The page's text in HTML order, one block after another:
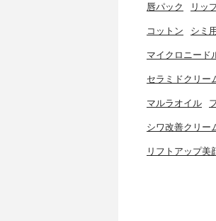
唇パック リッ
コットン シミ
マイクロニード
セラミドクリー
マルラオイル
シワ改善クリー
リフトアップ美